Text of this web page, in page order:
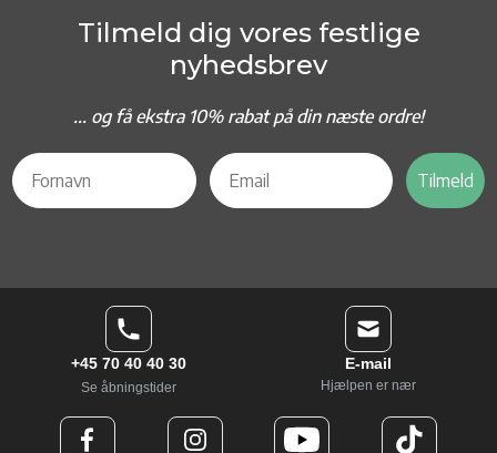
Tilmeld dig vores festlige
nyhedsbrev
... og få ekstra 10% rabat på din næste ordre!
Tilmeld
+45 70 40 40 30
Se åbningstider
E-mail
Hjælpen er nær